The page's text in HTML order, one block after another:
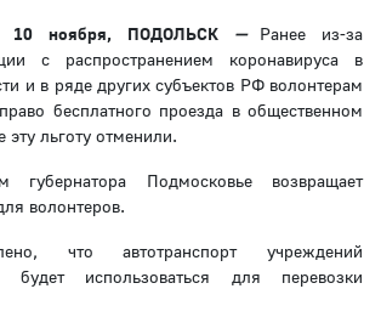
ноября, ПОДОЛЬСК — Ранее из-за
с распространением коронавируса в
и в ряде других субъектов РФ волонтерам
бесплатного проезда в общественном
льготу отменили.
губернатора Подмосковье возвращает
волонтеров.
что автотранспорт учреждений
будет использоваться для перевозки